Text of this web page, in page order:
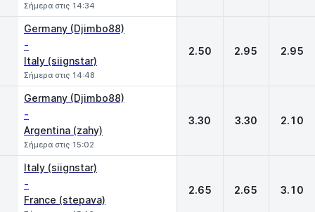
Σήμερα στις 14:34
Germany (Djimbo88)
-
Italy (siignstar)
Σήμερα στις 14:48
2.50 2.95 2.95
Germany (Djimbo88)
-
Argentina (zahy)
Σήμερα στις 15:02
3.30 3.30 2.10
Italy (siignstar)
-
France (stepava)
2.65 2.65 3.10